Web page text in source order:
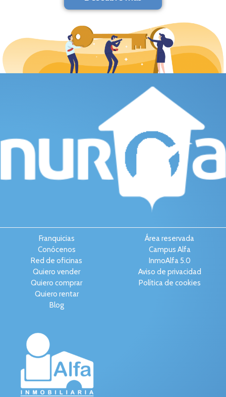
Franquicias
Conócenos
Red de oficinas
Quiero vender
Quiero comprar
Quiero rentar
Blog
Área reservada
Campus Alfa
InmoAlfa 5.0
Aviso de privacidad
Política de cookies